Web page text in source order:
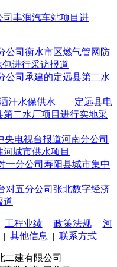
司丰润汽车站项目进
公司衡水市区燃气管网防
进行采访报道
公司承建的定远县第二水
汗水保供水——定远县电
二水厂项目进行实地采
央电视台报道河南分公司
城市供水项目
一分公司寿阳县城市集中
对五分公司张北数字经济
道
工程业绩| 政策法规| 河
| 其他信息 | 联系方式
二建有限公司